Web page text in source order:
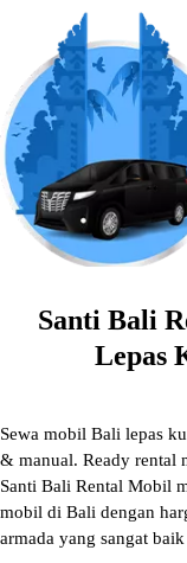
content
Santi Bali
Lepas
Sewa mobil Bali lepas
& manual. Ready rental
Santi Bali Rental Mobil
mobil di Bali dengan
armada yang sangat